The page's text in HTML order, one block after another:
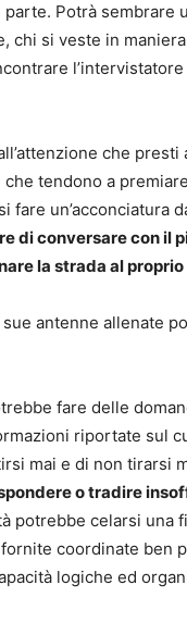
Potrà sembrare
chi si veste in
che
tendono a
fare un’acconciatura
di conversare con il
la strada al
antenne allenate
fare delle
riportate sul
mai e di non tirarsi
o tradire
potrebbe celarsi una
coordinate ben
logiche ed